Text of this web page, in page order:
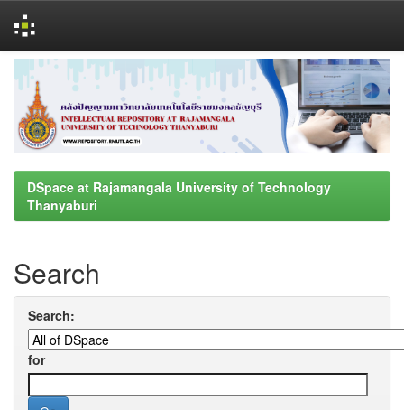
navigation
DSpace at Rajamangala University of Technology
Thanyaburi
Search
Search:
for